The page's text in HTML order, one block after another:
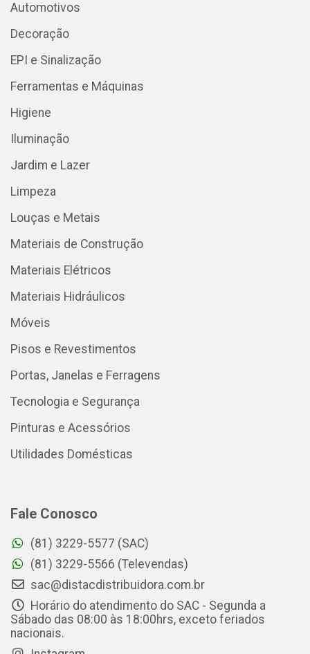
Automotivos
Decoração
EPI e Sinalização
Ferramentas e Máquinas
Higiene
Iluminação
Jardim e Lazer
Limpeza
Louças e Metais
Materiais de Construção
Materiais Elétricos
Materiais Hidráulicos
Móveis
Pisos e Revestimentos
Portas, Janelas e Ferragens
Tecnologia e Segurança
Pinturas e Acessórios
Utilidades Domésticas
Fale Conosco
(81) 3229-5577 (SAC)
(81) 3229-5566 (Televendas)
sac@distacdistribuidora.com.br
Horário do atendimento do SAC - Segunda a
Sábado das 08:00 às 18:00hrs, exceto feriados
nacionais.